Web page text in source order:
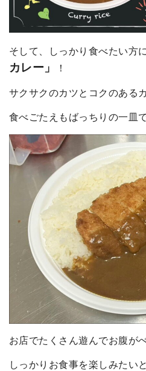
そして、しっかり食べたい方
カレー」
！
サクサクのカツとコクのある
食べごたえもばっちりの一皿
お店でたくさん遊んでお腹が
しっかりお食事を楽しみたい